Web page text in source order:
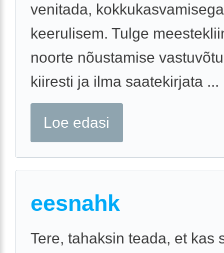
venitada,
keerulisem. Tulge
noorte nõustamise
kiiresti ja ilma saatekirjata ...
Loe edasi
eesnahk
Tere, tahaksin teada, et kas